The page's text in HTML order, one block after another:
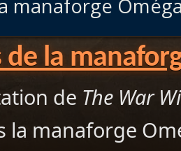
manaforge
de la
de The War
la manaforge